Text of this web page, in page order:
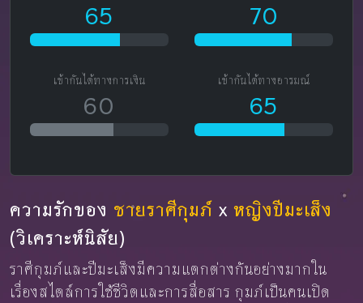
65 70
เข้ากันได้ทางการเงิน
60
เข้ากันได้ทางอารมณ์
65
ความรักของ ชายราศีกุมภ์ x หญิงปีมะเส็ง
(วิเคราะห์นิสัย)
ราศีกุมภ์และปีมะเส็งมีความแตกต่างกันอย่างมากใน
เรื่องสไตล์การใช้ชีวิตและการสื่อสาร กุมภ์เป็นคนเปิด